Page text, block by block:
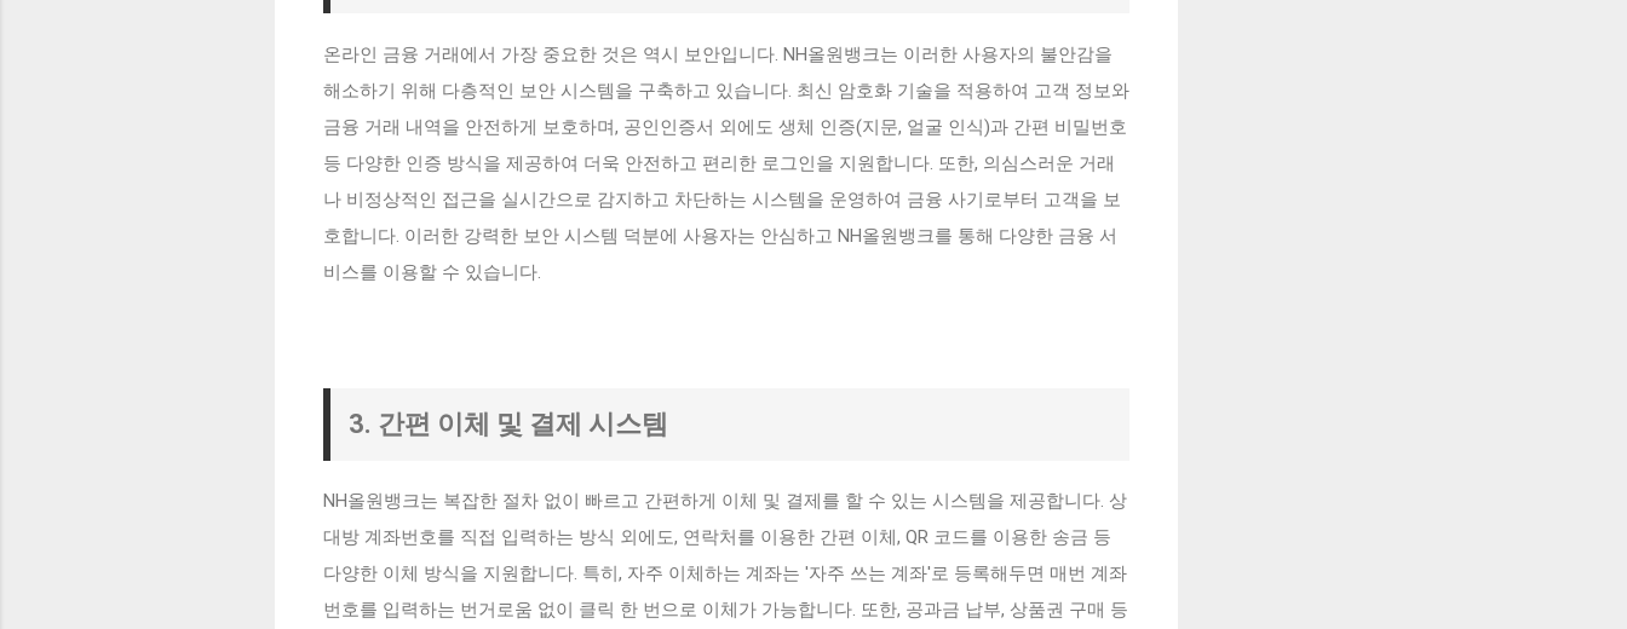
온라인 금융 거래에서 가장 중요한 것은 역시 보안입니다. NH올원뱅크는 이러한 사용자의 불안감을
해소하기 위해 다층적인 보안 시스템을 구축하고 있습니다. 최신 암호화 기술을 적용하여 고객 정보와
금융 거래 내역을 안전하게 보호하며, 공인인증서 외에도 생체 인증(지문, 얼굴 인식)과 간편 비밀번호
등 다양한 인증 방식을 제공하여 더욱 안전하고 편리한 로그인을 지원합니다. 또한, 의심스러운 거래
나 비정상적인 접근을 실시간으로 감지하고 차단하는 시스템을 운영하여 금융 사기로부터 고객을 보
호합니다. 이러한 강력한 보안 시스템 덕분에 사용자는 안심하고 NH올원뱅크를 통해 다양한 금융 서
비스를 이용할 수 있습니다.
3. 간편 이체 및 결제 시스템
NH올원뱅크는 복잡한 절차 없이 빠르고 간편하게 이체 및 결제를 할 수 있는 시스템을 제공합니다. 상
대방 계좌번호를 직접 입력하는 방식 외에도, 연락처를 이용한 간편 이체, QR 코드를 이용한 송금 등
다양한 이체 방식을 지원합니다. 특히, 자주 이체하는 계좌는 '자주 쓰는 계좌'로 등록해두면 매번 계좌
번호를 입력하는 번거로움 없이 클릭 한 번으로 이체가 가능합니다. 또한, 공과금 납부, 상품권 구매 등